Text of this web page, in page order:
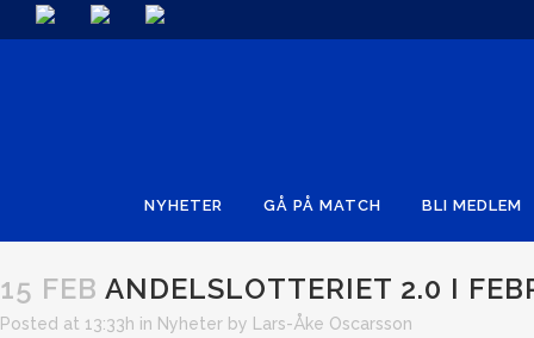
NYHETER GÅ PÅ MATCH BLI MEDLEM
15 FEB ANDELSLOTTERIET 2.0 I
Posted at 13:33h in Nyheter by Lars-Åke Oscarsson